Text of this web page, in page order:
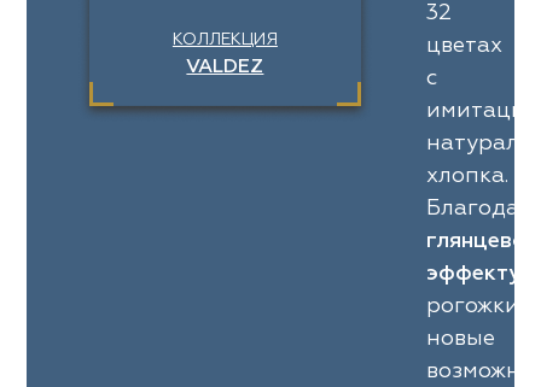
КОЛЛЕКЦИЯ
VALDEZ
32
цветах
с
хлопка.
эффекту
рогожки
новые